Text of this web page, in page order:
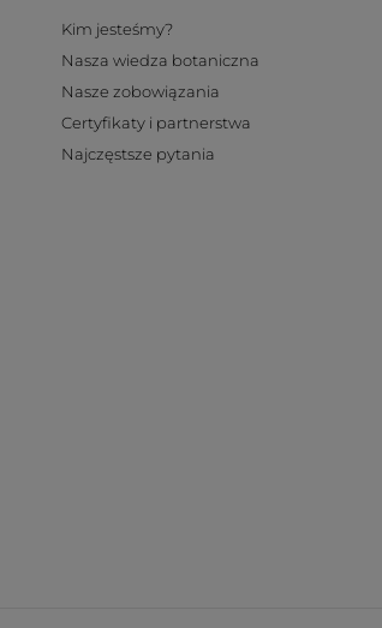
Kim jesteśmy?
Nasza wiedza botaniczna
Nasze zobowiązania
Certyfikaty i partnerstwa
Najczęstsze pytania